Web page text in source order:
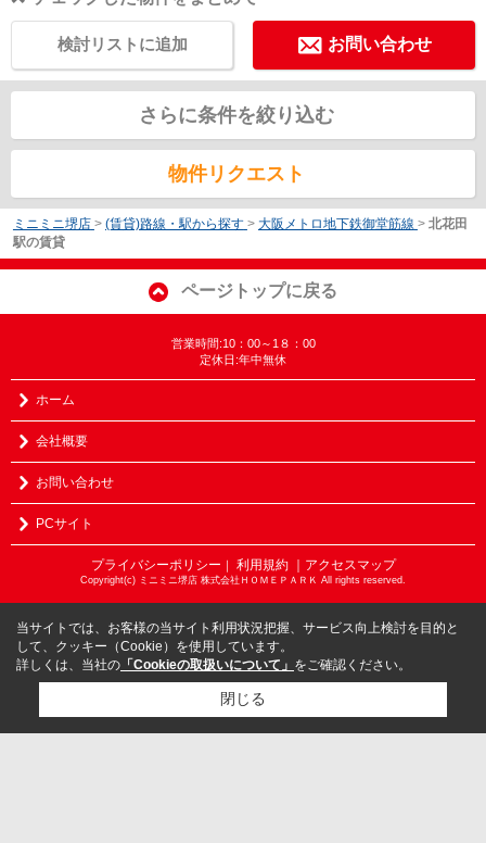
お問い合わせ
検討リストに追加
さらに条件を絞り込む
物件リクエスト
ミニミニ堺店 > (賃貸)路線・駅から探す > 大阪メトロ地下鉄御堂筋線 > 北花田
駅の賃貸
ページトップに戻る
営業時間:10：00～1８：00
定休日:年中無休
ホーム
会社概要
お問い合わせ
PCサイト
プライバシーポリシー ｜ 利用規約 ｜アクセスマップ
Copyright(c) ミニミニ堺店 株式会社ＨＯＭＥＰＡＲＫ All rights reserved.
当サイトでは、お客様の当サイト利用状況把握、サービス向上検討を目的と
して、クッキー（Cookie）を使用しています。
詳しくは、当社の 「Cookieの取扱いについて」 をご確認ください。
閉じる